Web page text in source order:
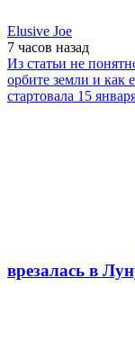
Elusive Joe
7 часов назад
Из статьи не
орбите земли и как
стартовала 15
врезалась в